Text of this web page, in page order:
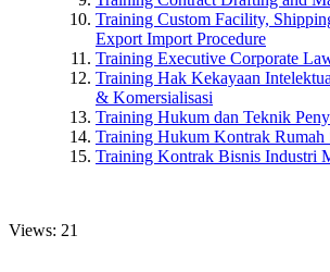
Training Custom Facility,
Export Import Procedure
Training Executive Corporate
Training Hak Kekayaan
& Komersialisasi
Training Hukum dan Teknik
Training Hukum Kontrak Rumah
Training Kontrak Bisnis Industri
Views: 21